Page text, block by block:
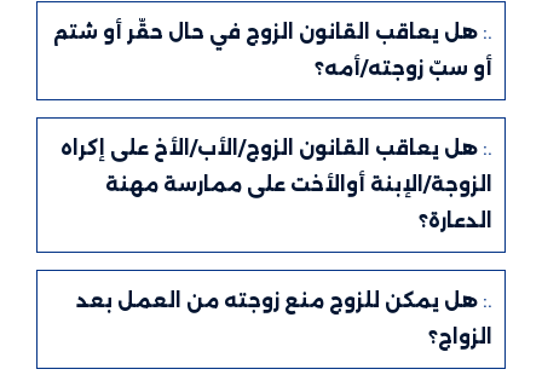
هل يعاقب القانون الزوج في حال حقّر أو شتم
أو سبّ زوجته/أمه؟
هل يعاقب القانون الزوج/الأب/الأخ على إكراه
الزوجة/الإبنة أوالأخت على ممارسة مهنة
الدعارة؟
هل يمكن للزوج منع زوجته من العمل بعد
الزواج؟